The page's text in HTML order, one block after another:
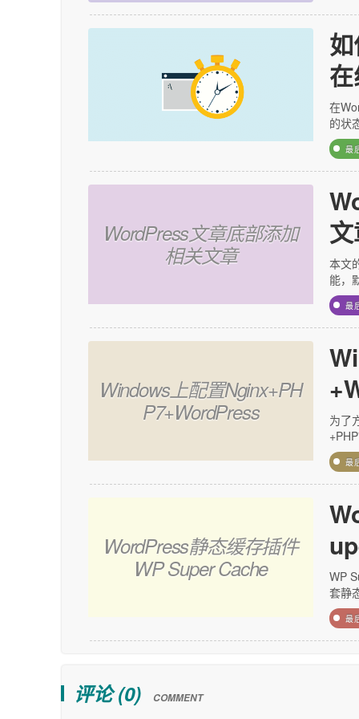
在
的状
最
WordPress文章底部添加
相关文章
本文
能，
最
Windows上配置Nginx+PH
P7+WordPress
为了
最
WordPress静态缓存插件
WP Super Cache
WP
套静
最
评论 (0) COMMENT